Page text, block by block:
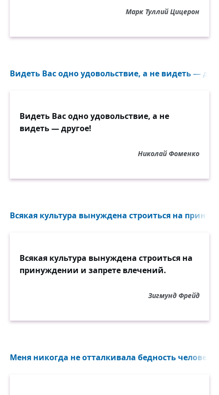
Марк Туллий Цицерон
Видеть Вас одно удовольствие, а не видеть —
Видеть Вас одно удовольствие, а не
видеть — другое!
Николай Фоменко
Всякая культура вынуждена строиться на
Всякая культура вынуждена строиться на
принуждении и запрете влечений.
Зигмунд Фрейд
Меня никогда не отталкивала бедность